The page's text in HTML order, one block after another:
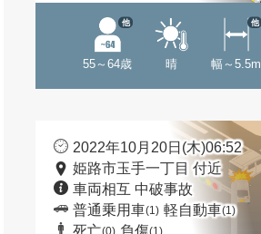
55～64歳
他
晴 幅～5.5m
他
2022年10月20日(木)06:52
姫路市玉手一丁目 付近
車両相互 中破事故
普通乗用車(1) 軽自動車(1)
死亡(0) 負傷(1)